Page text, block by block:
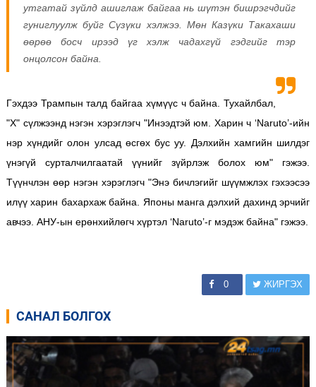
утгатай зүйлд ашиглаж байгаа нь шүтэн бишрэгчдийг
гуниглуулж буйг Сүзүки хэлжээ. Мөн Казүки Такахаши
өөрөө босч ирээд үг хэлж чадахгүй гэдгийг тэр
онцолсон байна.
Гэхдээ Трампын талд байгаа хүмүүс ч байна. Тухайлбал,
"Х" сүлжээнд нэгэн хэрэглэгч "Инээдтэй юм. Харин ч ‘Naruto’-ийн
нэр хүндийг олон улсад өсгөх бус уу. Дэлхийн хамгийн шилдэг
үнэгүй сурталчилгаатай үүнийг зүйрлэж болох юм" гэжээ.
Түүнчлэн өөр нэгэн хэрэглэгч "Энэ бичлэгийг шүүмжлэх гэхээсээ
илүү харин бахархаж байна. Японы манга дэлхий дахинд эрчийг
авчээ. АНУ-ын ерөнхийлөгч хүртэл ‘Naruto’-г мэдэж байна" гэжээ.
0 ЖИРГЭХ
САНАЛ БОЛГОХ